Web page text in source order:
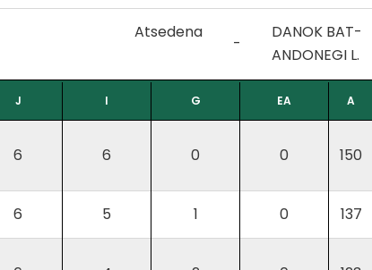
Atsedena
-
DANOK BAT-
ANDONEGI L.
J I G EA A
6 6 0 0 150
6 5 1 0 137